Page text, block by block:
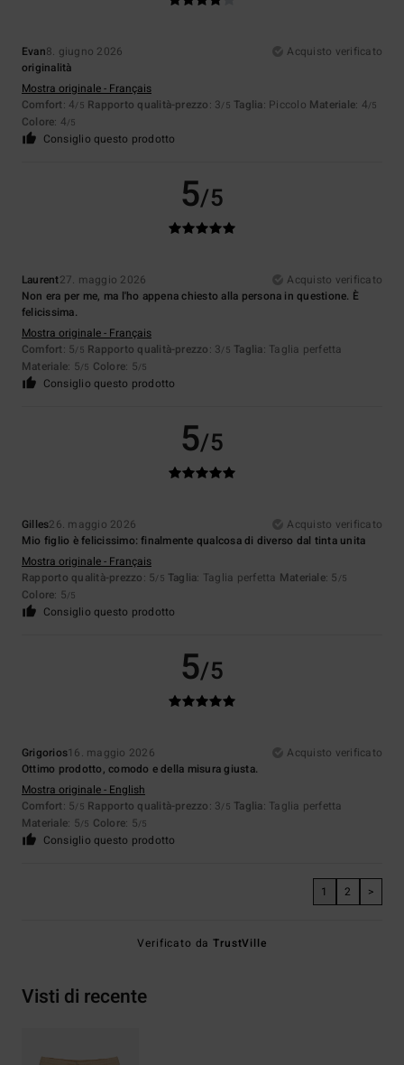
Evan8. giugno 2026
Acquisto verificato
originalità
Mostra originale - Français
Comfort: 4/5 Rapporto qualità-prezzo: 3/5 Taglia: Piccolo Materiale: 4/5
Colore: 4/5
Consiglio questo prodotto
5/5
Laurent27. maggio 2026
Acquisto verificato
Non era per me, ma l'ho appena chiesto alla persona in questione. È
felicissima.
Mostra originale - Français
Comfort: 5/5 Rapporto qualità-prezzo: 3/5 Taglia: Taglia perfetta
Materiale: 5/5 Colore: 5/5
Consiglio questo prodotto
5/5
Gilles26. maggio 2026
Acquisto verificato
Mio figlio è felicissimo: finalmente qualcosa di diverso dal tinta unita
Mostra originale - Français
Rapporto qualità-prezzo: 5/5 Taglia: Taglia perfetta Materiale: 5 /5
Colore: 5/5
Consiglio questo prodotto
5/5
Grigorios16. maggio 2026
Acquisto verificato
Ottimo prodotto, comodo e della misura giusta.
Mostra originale - English
Comfort: 5/5 Rapporto qualità-prezzo: 3/5 Taglia: Taglia perfetta
Materiale: 5/5 Colore: 5/5
Consiglio questo prodotto
1 2 >
Verificato daTrustVille
Visti di recente